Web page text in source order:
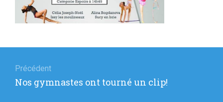
de
l’article
Précédent
Article
Nos gymnastes ont tourné un clip!